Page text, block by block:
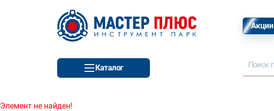
Акции
Каталог
Элемент не найден!